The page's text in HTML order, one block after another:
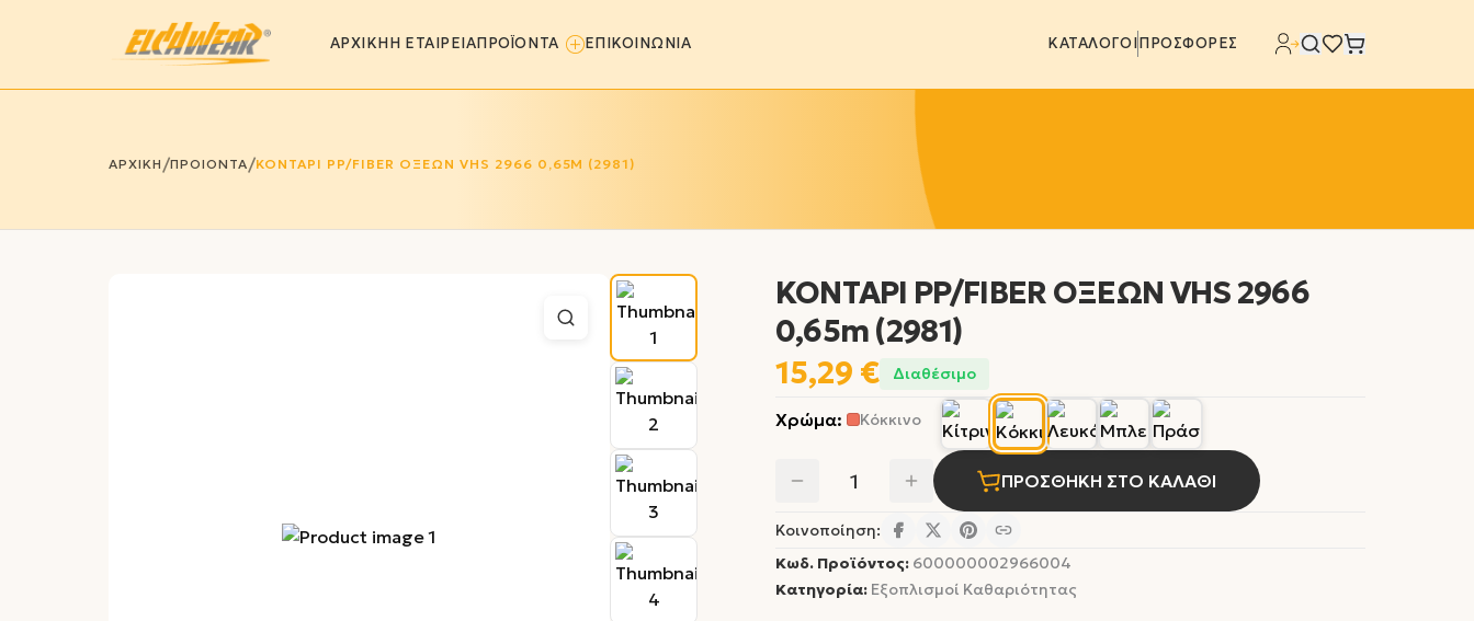
ΑΡΧΙΚΗΗ ΕΤΑΙΡΕΙΑΠΡΟΪΟΝΤΑ ΕΠΙΚΟΙΝΩΝΙΑ ΚΑΤΑΛΟΓΟΙΠΡΟΣΦΟΡΕΣ
ΑΡΧΙΚΗ /ΠΡΟΙΟΝΤΑ/ΚΟΝΤΑΡΙ PP/FIBER ΟΞΕΩΝ VHS 2966 0,65M (2981)
ΚΟΝΤΑΡΙ PP/FIBER ΟΞΕΩΝ VHS 2966
0,65m (2981)
15,29 €
Διαθέσιμο
Χρώμα: Κόκκινο
1 ΠΡΟΣΘΗΚΗ ΣΤΟ ΚΑΛΑΘΙ
Κοινοποίηση:
Κωδ. Προϊόντος: 600000002966004
Κατηγορία: Εξοπλισμοί Καθαριότητας